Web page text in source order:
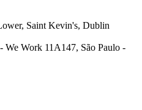
Saint Kevin's, Dublin
We Work 11A147, São Paulo -